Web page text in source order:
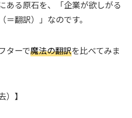
ある原石を、「企業が欲しがる
翻訳）」なのです。
ターで魔法の翻訳を比べてみま
）】